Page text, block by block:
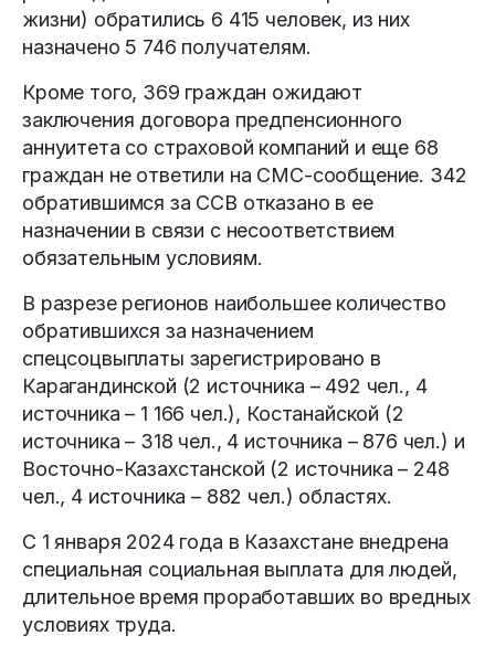
жизни) обратились 6 415 человек, из них
назначено 5 746 получателям.
Кроме того, 369 граждан ожидают
заключения договора предпенсионного
аннуитета со страховой компаний и еще 68
граждан не ответили на СМС-сообщение. 342
обратившимся за ССВ отказано в ее
назначении в связи с несоответствием
обязательным условиям.
В разрезе регионов наибольшее количество
обратившихся за назначением
спецсоцвыплаты зарегистрировано в
Карагандинской (2 источника – 492 чел., 4
источника – 1 166 чел.), Костанайской (2
источника – 318 чел., 4 источника – 876 чел.) и
Восточно-Казахстанской (2 источника – 248
чел., 4 источника – 882 чел.) областях.
С 1 января 2024 года в Казахстане внедрена
специальная социальная выплата для людей,
длительное время проработавших во вредных
условиях труда.